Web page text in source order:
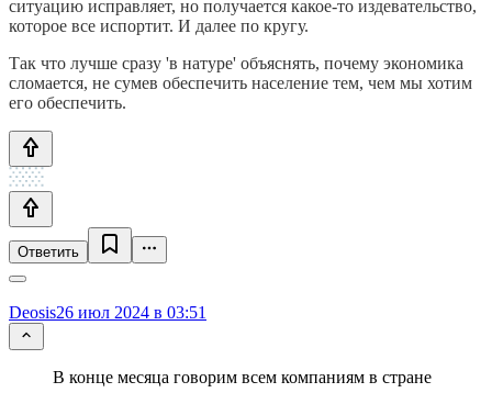
ситуацию исправляет, но получается какое-то издевательство,
которое все испортит. И далее по кругу.
Так что лучше сразу 'в натуре' объяснять, почему экономика
сломается, не сумев обеспечить население тем, чем мы хотим
его обеспечить.
Ответить
Deosis26 июл 2024 в 03:51
В конце месяца говорим всем компаниям в стране